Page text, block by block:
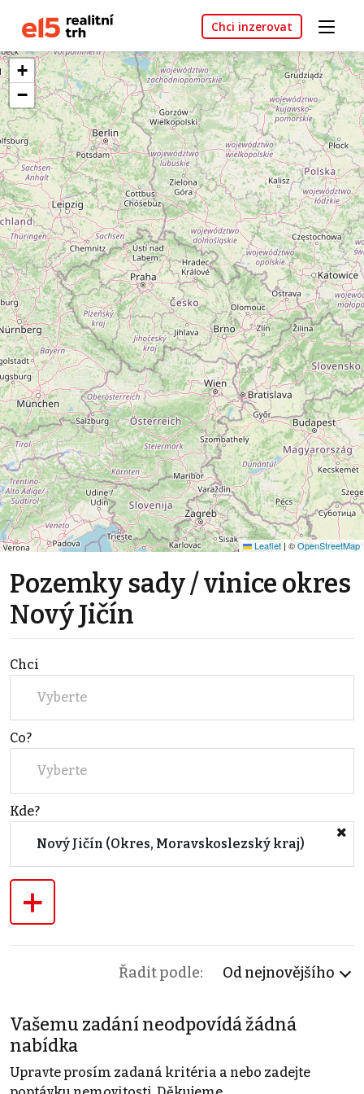
Chci inzerovat
+
−
Leaflet | ©OpenStreetMap
Pozemky sady / vinice okres
Nový Jičín
Chci
Vyberte
Co?
Vyberte
Kde?
Nový Jičín (Okres, Moravskoslezský kraj)
+
Řadit podle: Od nejnovějšího
Vašemu zadání neodpovídá žádná
nabídka
Upravte prosím zadaná kritéria a nebo zadejte